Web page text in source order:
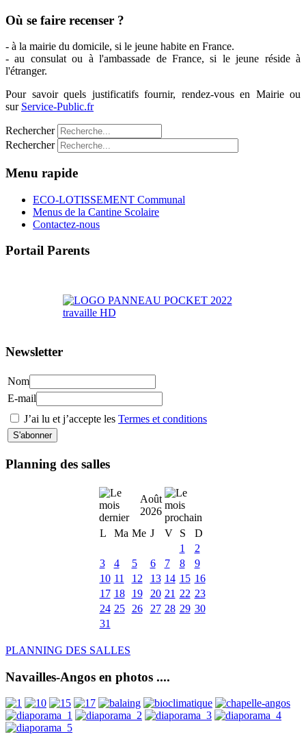
Où se faire recenser ?
- à la mairie du domicile, si le jeune habite en France.
- au consulat ou à l'ambassade de France, si le jeune réside à
l'étranger.
Pour savoir quels justificatifs fournir, rendez-vous en Mairie ou
sur Service-Public.fr
Rechercher
Rechercher
Menu rapide
ECO-LOTISSEMENT Communal
Menus de la Cantine Scolaire
Contactez-nous
Portail Parents
Newsletter
Nom
E-mail
J’ai lu et j’accepte les Termes et conditions
Planning des salles
Août
2026
L
Ma Me J V S
D
1
2
3
4 5 6 7 8
9
10 11 12 13 14 15 16
17 18 19 20 21 22 23
24 25 26 27 28 29 30
31
PLANNING DES SALLES
Navailles-Angos en photos ....